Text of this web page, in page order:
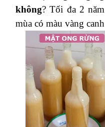
không? Tối đa 2
mùa có màu vàng canh